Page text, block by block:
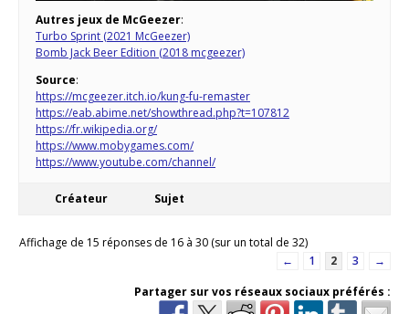
Autres jeux de McGeezer:
Turbo Sprint (2021 McGeezer)
Bomb Jack Beer Edition (2018 mcgeezer)
Source:
https://mcgeezer.itch.io/kung-fu-remaster
https://eab.abime.net/showthread.php?t=107812
https://fr.wikipedia.org/
https://www.mobygames.com/
https://www.youtube.com/channel/
Créateur Sujet
Affichage de 15 réponses de 16 à 30 (sur un total de 32)
←
1 2 3
→
Partager sur vos réseaux sociaux préférés :